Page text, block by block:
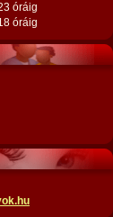
óráig
óráig